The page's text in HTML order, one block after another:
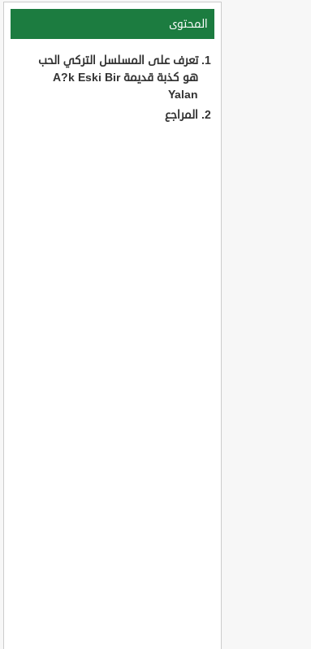
المحتوى
تعرف على المسلسل التركي الحب
هو كذبة قديمة A?k Eski Bir
Yalan
المراجع